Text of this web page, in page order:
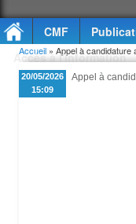
CMF
Accès à l'information
Vous êtes ici
Accueil » Appel à candidature
20/05/2026
15:09
Appel à